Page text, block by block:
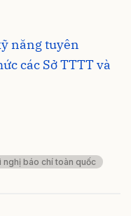
năng tuyên
các Sở TTTT và
nghị báo chí toàn quốc